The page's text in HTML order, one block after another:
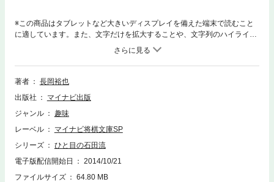
※この商品はタブレットなど大きいディスプレイを備えた端末で読むこと
に適しています。また、文字だけを拡大することや、文字列のハイライ
ト、検索、辞書の参照、引用などの機能が使用できません。基本変化をし
っかり解説！ ひと目で石田流が分かる本将棋上達の絶対条件と言われる
のが、得意戦法を１つ持つことです。戦法に親しみ、「攻めの形」と「守
りの形」を覚えると、自ら局面をリードできるようになります。本書で取
ゲーター」長岡五段が、駒組みの注意点や仕掛けのタイミングなどを、初
級者でも分かるよう丁寧に解説しています。美濃囲いの堅陣と、敵陣を一
ONTENTS第１章：石田流三間飛車の基本／第２章：△５三銀型持久戦／
第３章：△６三銀型持久戦／第４章：△６三銀型急戦／第５章：角交換型
著者
長岡裕也
出版社
マイナビ出版
ジャンル
趣味
レーベル
マイナビ将棋文庫SP
シリーズ
ひと目の石田流
電子版配信開始日
2014/10/21
ファイルサイズ
64.80 MB